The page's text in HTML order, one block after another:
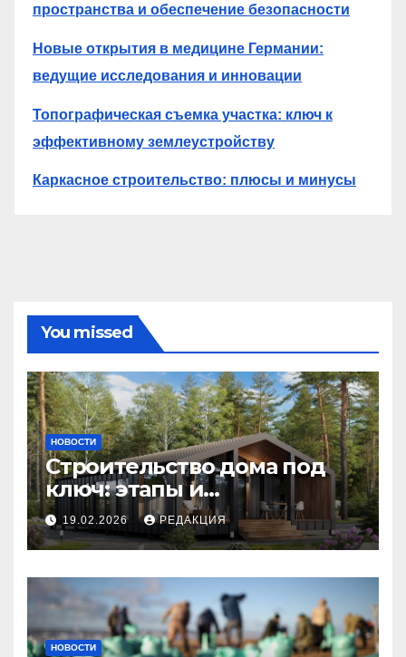
пространства и обеспечение безопасности
Новые открытия в медицине Германии:
ведущие исследования и инновации
Топографическая съемка участка: ключ к
эффективному землеустройству
Каркасное строительство: плюсы и минусы
You missed
НОВОСТИ
Строительство дома под
ключ: этапы и
планирование бюджета
19.02.2026 РЕДАКЦИЯ
НОВОСТИ